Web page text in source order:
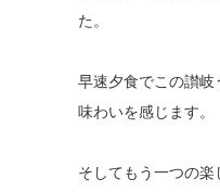
た。
早速夕食でこの讃
味わいを感じます。
そしてもう一つの楽